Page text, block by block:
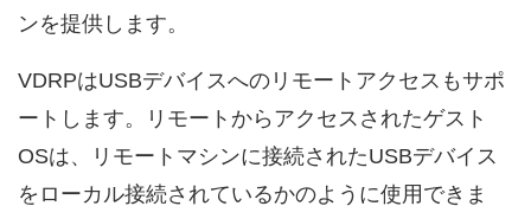
ンを提供します。
VDRPはUSBデバイスへのリモートアクセスもサポ
ートします。リモートからアクセスされたゲスト
OSは、リモートマシンに接続されたUSBデバイス
をローカル接続されているかのように使用できま